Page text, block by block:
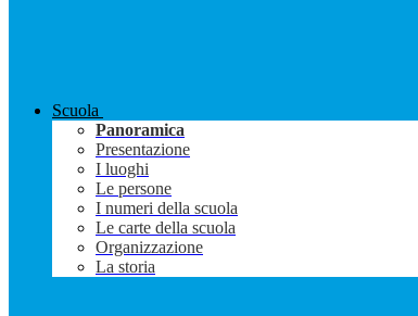
Scuola
Panoramica
Presentazione
I luoghi
Le persone
I numeri della scuola
Le carte della scuola
Organizzazione
La storia